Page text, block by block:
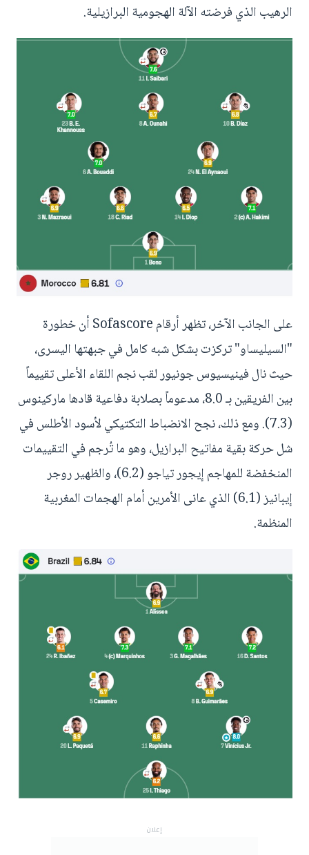
الرهيب الذي فرضته الآلة الهجومية البرازيلية.
على الجانب الآخر، تظهر أرقام Sofascore أن خطورة
"السيليساو" تركزت بشكل شبه كامل في جبهتها اليسرى،
حيث نال فينيسيوس جونيور لقب نجم اللقاء الأعلى تقييماً
بين الفريقين بـ 8.0، مدعوماً بصلابة دفاعية قادها ماركينوس
(7.3). ومع ذلك، نجح الانضباط التكتيكي لأسود الأطلس في
شل حركة بقية مفاتيح البرازيل، وهو ما تُرجم في التقييمات
المنخفضة للمهاجم إيجور تياجو (6.2)، والظهير روجر
إيبانيز (6.1) الذي عانى الأمرين أمام الهجمات المغربية
المنظمة.
إعلان